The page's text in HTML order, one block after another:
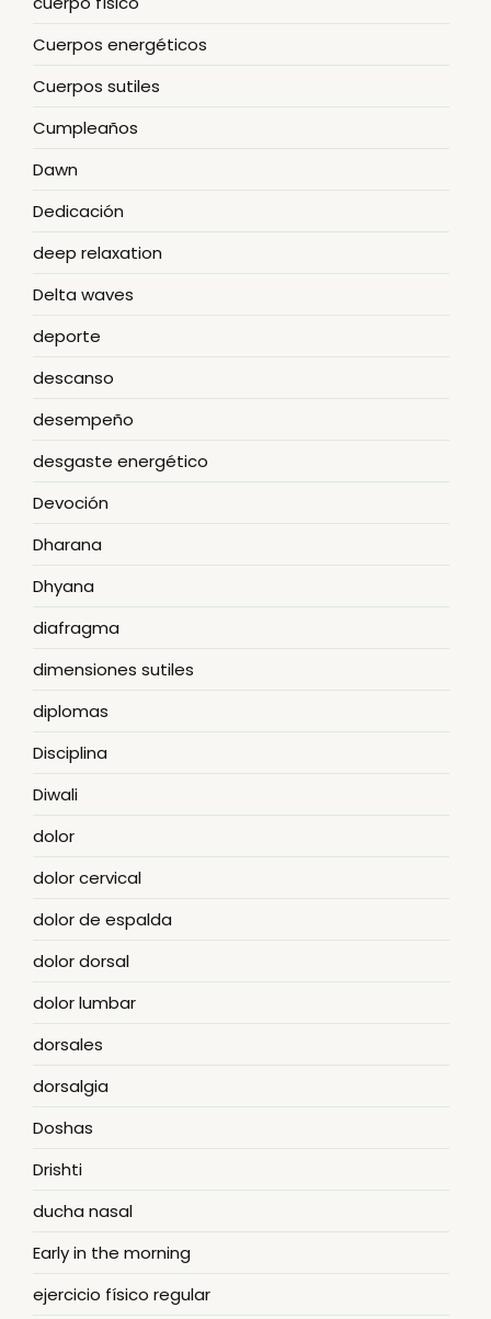
Cuerpos energéticos
Cuerpos sutiles
Cumpleaños
Dawn
Dedicación
deep relaxation
Delta waves
deporte
descanso
desempeño
desgaste energético
Devoción
Dharana
Dhyana
diafragma
dimensiones sutiles
diplomas
Disciplina
Diwali
dolor
dolor cervical
dolor de espalda
dolor dorsal
dolor lumbar
dorsales
dorsalgia
Doshas
Drishti
ducha nasal
Early in the morning
ejercicio físico regular